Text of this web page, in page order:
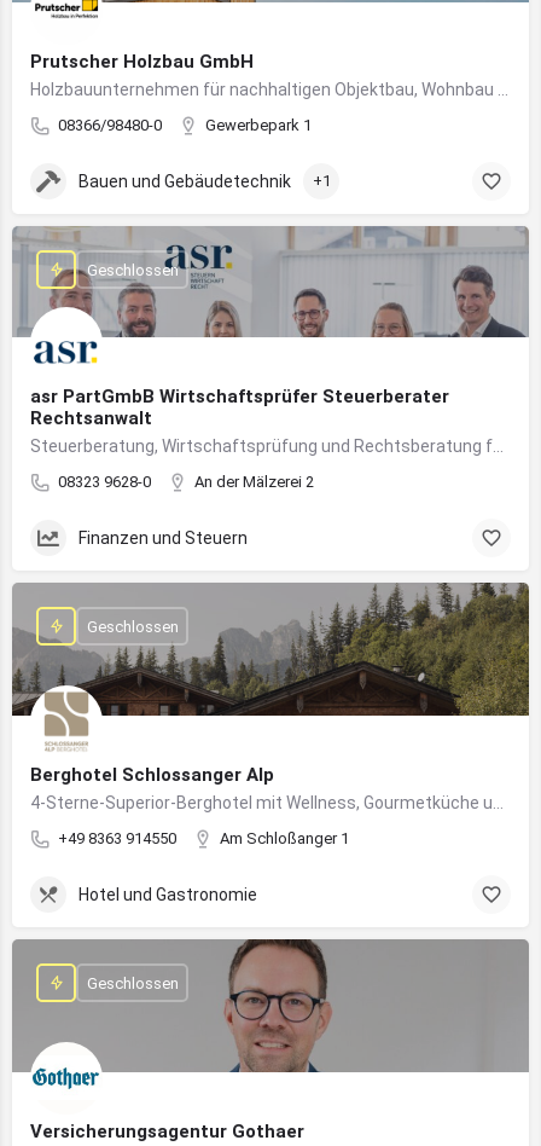
Prutscher Holzbau GmbH
08366/98480-0 Gewerbepark 1
Bauen und Gebäudetechnik +1
asr PartGmbB Wirtschaftsprüfer Steuerberater
Rechtsanwalt
08323 9628-0 An der Mälzerei 2
Geschlossen
Finanzen und Steuern
Berghotel Schlossanger Alp
+49 8363 914550 Am Schloßanger 1
Geschlossen
Hotel und Gastronomie
Versicherungsagentur Gothaer
Geschlossen